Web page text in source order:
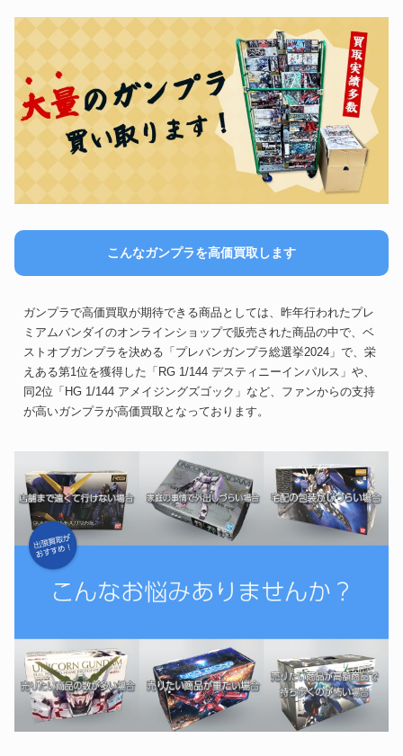
こんなガンプラを高価買取します
ガンプラで高価買取が期待できる商品としては、昨年行われたプレ
ミアムバンダイのオンラインショップで販売された商品の中で、ベ
ストオブガンプラを決める「プレバンガンプラ総選挙2024」で、栄
えある第1位を獲得した「RG 1/144 デスティニーインパルス」や、
同2位「HG 1/144 アメイジングズゴック」など、ファンからの支持
が高いガンプラが高価買取となっております。